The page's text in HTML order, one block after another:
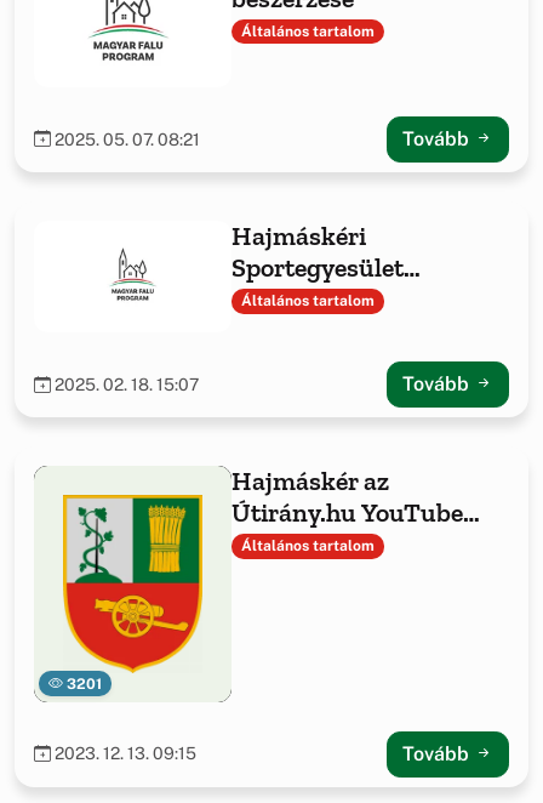
Általános tartalom
2025. 05. 07. 08:21 Tovább
Hajmáskéri
Sportegyesület
sporteszközök
Általános tartalom
2025. 02. 18. 15:07 Tovább
3201
Hajmáskér az
Útirány.hu YouTube
csatornán
Általános tartalom
2023. 12. 13. 09:15 Tovább